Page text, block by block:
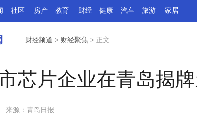
社区 房产 教育 财经 健康 汽车 旅游 家居
财经频道 > 财经聚焦 > 正文
芯片企业在青岛揭牌
来源：青岛日报